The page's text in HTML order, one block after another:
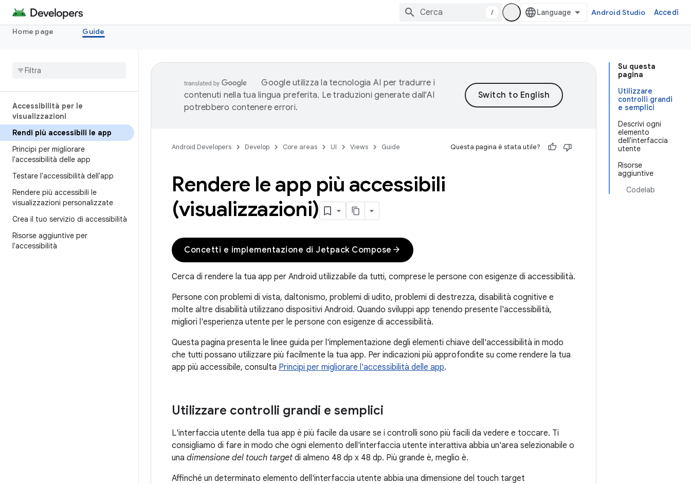
/ Android Studio Accedi
Home page Guide
Accessibilità per le
visualizzazioni
Rendi più accessibili le app
Principi per migliorare
l'accessibilità delle app
Testare l'accessibilità dell'app
Rendere più accessibili le
visualizzazioni personalizzate
Crea il tuo servizio di accessibilità
Risorse aggiuntive per
l'accessibilità
Su questa
pagina
Utilizzare
controlli grandi
e semplici
Descrivi ogni
elemento
dell'interfaccia
utente
Risorse
aggiuntive
Codelab
Google utilizza la tecnologia AI per tradurre i
contenuti nella tua lingua preferita. Le traduzioni generate dall'AI
potrebbero contenere errori.
Android Developers Develop Core areas UI Views Guide Questa pagina è stata utile?
Rendere le app più accessibili
(visualizzazioni)
Concetti e implementazione di Jetpack Compose arrow_forward
Cerca di rendere la tua app per Android utilizzabile da tutti, comprese le persone con esigenze di accessibilità.
Persone con problemi di vista, daltonismo, problemi di udito, problemi di destrezza, disabilità cognitive e
molte altre disabilità utilizzano dispositivi Android. Quando sviluppi app tenendo presente l'accessibilità,
migliori l'esperienza utente per le persone con esigenze di accessibilità.
Questa pagina presenta le linee guida per l'implementazione degli elementi chiave dell'accessibilità in modo
che tutti possano utilizzare più facilmente la tua app. Per indicazioni più approfondite su come rendere la tua
app più accessibile, consulta Principi per migliorare l'accessibilità delle app.
Utilizzare controlli grandi e semplici
L'interfaccia utente della tua app è più facile da usare se i controlli sono più facili da vedere e toccare. Ti
consigliamo di fare in modo che ogni elemento dell'interfaccia utente interattiva abbia un'area selezionabile o
una dimensione del touch target di almeno 48 dp x 48 dp. Più grande è, meglio è.
Affinché un determinato elemento dell'interfaccia utente abbia una dimensione del touch target